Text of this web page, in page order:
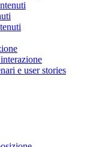
e user stories